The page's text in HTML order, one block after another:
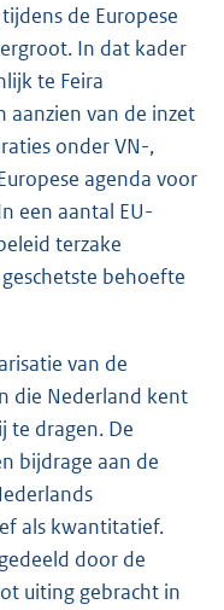
de Europese
In dat kader
te Feira
aanzien van de inzet
onder VN-,
agenda voor
een aantal EU-
terzake
behoefte
van de
die Nederland kent
te dragen. De
bijdrage aan de
als kwantitatief.
door de
uiting gebracht in